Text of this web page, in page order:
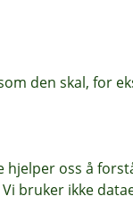
den skal, for
oss å
bruker ikke